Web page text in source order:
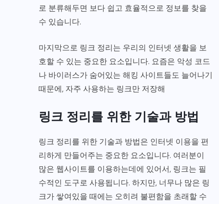
로 분류해두면 보다 쉽고 효율적으로 정보를 찾을
수 있습니다.
마지막으로 링크 정리는 우리의 인터넷 생활을 보
호할 수 있는 중요한 요소입니다. 요즘은 악성 코드
나 바이러스가 숨어있는 해킹 사이트들도 늘어나기
때문에, 자주 사용하는 링크만 저장해
링크 정리를 위한 기술과 방법
링크 정리를 위한 기술과 방법은 인터넷 이용을 편
리하게 만들어주는 중요한 요소입니다. 여러분이
많은 웹사이트를 이용하는데에 있어서, 링크는 필
수적인 도구로 사용됩니다. 하지만, 너무나 많은 링
크가 쌓여있을 때에는 오히려 불편함을 초래할 수